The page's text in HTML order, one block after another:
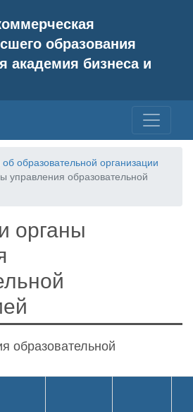
образования
академия бизнеса и
образовательной организации
управления образовательной
органы
образовательной